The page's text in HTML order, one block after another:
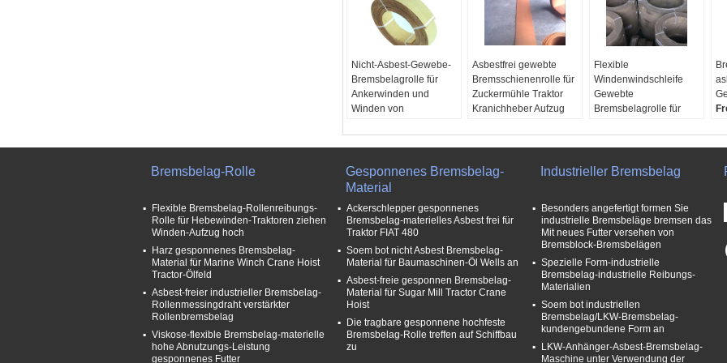
Nicht-Asbest-Gewebe-
Bremsbelagrolle für
Ankerwinden und
Winden von
Free samples:Yes
FOB Port:Shanghai,
Qingdao
Asbestfrei gewebte
Bremsschienenrolle für
Zuckermühle Traktor
Kranichheber Aufzug
Thickness:4-35mm
Tractor, Winch,
Windlass, Sugar Mill,
Power Generator,
Construction
Material:
Viscose Fiber, Glass
Fiber, Resin, Etc
Flexible
Windenwindschleife
Gewebte
Bremsbelagrolle für
Ölbohrmaschine
Harz, Glasfaser,
Reibungsmaterialien
Breite:≤ 600 mm
Stärke:4-35mm
Länge:5m, 8m, 10m,
Bremsbelag-Rolle
Flexible Bremsbelag-Rollenreibungs-
Rolle für Hebewinden-Traktoren ziehen
Winden-Aufzug hoch
Harz gesponnenes Bremsbelag-
Material für Marine Winch Crane Hoist
Tractor-Ölfeld
Asbest-freier industrieller Bremsbelag-
Rollenmessingdraht verstärkter
Rollenbremsbelag
Viskose-flexible Bremsbelag-materielle
hohe Abnutzungs-Leistung
gesponnenes Futter
Gesponnenes Bremsbelag-
Material
Ackerschlepper gesponnenes
Bremsbelag-materielles Asbest frei für
Traktor FIAT 480
Soem bot nicht Asbest Bremsbelag-
Material für Baumaschinen-Öl Wells an
Asbest-freie gesponnen Bremsbelag-
Material für Sugar Mill Tractor Crane
Hoist
Die tragbare gesponnene hochfeste
Bremsbelag-Rolle treffen auf Schiffbau
zu
Industrieller Bremsbelag
Besonders angefertigt formen Sie
industrielle Bremsbeläge bremsen das
Mit neues Futter versehen von
Bremsblock-Bremsbelägen
Spezielle Form-industrielle
Bremsbelag-industrielle Reibungs-
Materialien
Soem bot industriellen
Bremsbelag/LKW-Bremsbelag-
kundengebundene Form an
LKW-Anhänger-Asbest-Bremsbelag-
Maschine unter Verwendung der